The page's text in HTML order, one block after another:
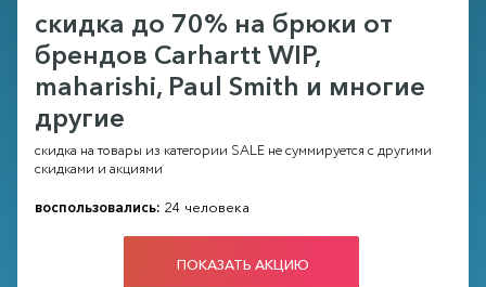
скидка до 70% на брюки от
брендов Carhartt WIP,
maharishi, Paul Smith и многие
другие
скидка на товары из категории SALE не суммируется с другими
скидками и акциями
воспользовались: 24 человека
ПОКАЗАТЬ АКЦИЮ